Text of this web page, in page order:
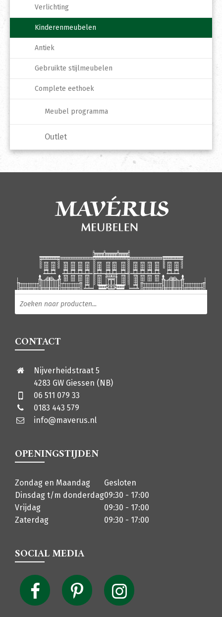
Verlichting
Kinderenmeubelen
Antiek
Gebruikte stijlmeubelen
Complete eethoek
Meubel programma
Outlet
Producten zoeken
CONTACT
Nijverheidstraat 5
4283 GW Giessen (NB)
06 511 079 33
0183 443 579
info@maverus.nl
OPENINGSTIJDEN
Zondag en Maandag
Gesloten
Dinsdag t/m donderdag09:30 - 17:00
Vrijdag
09:30 - 17:00
Zaterdag
09:30 - 17:00
SOCIAL MEDIA